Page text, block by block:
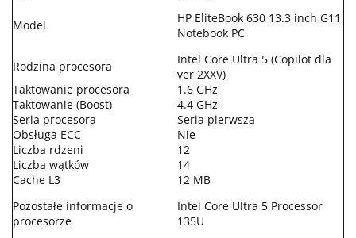
Model
HP EliteBook 630 13.3 inch G11
Notebook PC
Rodzina procesora
Intel Core Ultra 5 (Copilot dla
ver 2XXV)
Taktowanie procesora
1.6 GHz
Taktowanie (Boost)
4.4 GHz
Seria procesora
Seria pierwsza
Obsługa ECC
Nie
Liczba rdzeni
12
Liczba wątków
14
Cache L3
12 MB
Pozostałe informacje o
procesorze
Intel Core Ultra 5 Processor
135U